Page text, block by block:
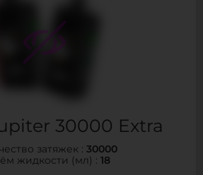
30000 Extra
затяжек : 30000
жидкости (мл) : 18